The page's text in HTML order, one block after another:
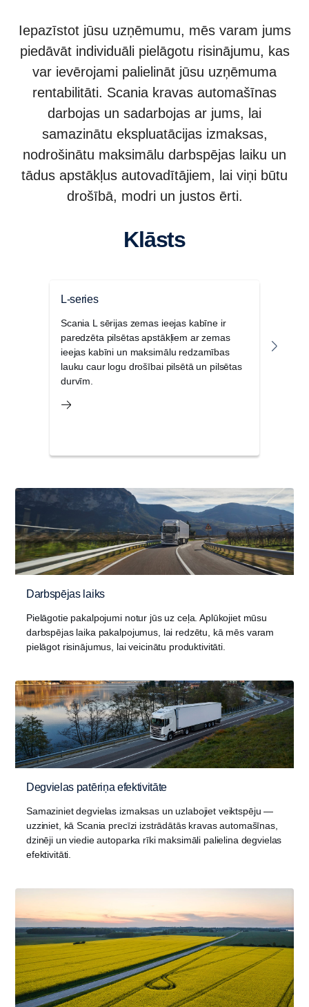
Iepazīstot jūsu uzņēmumu, mēs varam jums
piedāvāt individuāli pielāgotu risinājumu, kas
var ievērojami palielināt jūsu uzņēmuma
rentabilitāti. Scania kravas automašīnas
darbojas un sadarbojas ar jums, lai
samazinātu ekspluatācijas izmaksas,
nodrošinātu maksimālu darbspējas laiku un
tādus apstākļus autovadītājiem, lai viņi būtu
drošībā, modri un justos ērti.
Klāsts
L-series
Scania L sērijas zemas ieejas kabīne ir
paredzēta pilsētas apstākļiem ar zemas
ieejas kabīni un maksimālu redzamības
lauku caur logu drošībai pilsētā un pilsētas
durvīm.
Darbspējas laiks
Pielāgotie pakalpojumi notur jūs uz ceļa. Aplūkojiet mūsu
darbspējas laika pakalpojumus, lai redzētu, kā mēs varam
pielāgot risinājumus, lai veicinātu produktivitāti.
Degvielas patēriņa efektivitāte
Samaziniet degvielas izmaksas un uzlabojiet veiktspēju —
uzziniet, kā Scania precīzi izstrādātās kravas automašīnas,
dzinēji un viedie autoparka rīki maksimāli palielina degvielas
efektivitāti.